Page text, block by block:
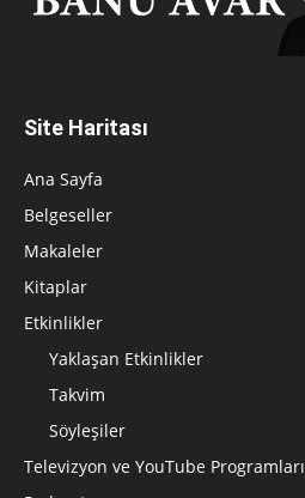
Site Haritası
Ana Sayfa
Belgeseller
Makaleler
Kitaplar
Etkinlikler
Yaklaşan Etkinlikler
Takvim
Söyleşiler
Televizyon ve YouTube Programları